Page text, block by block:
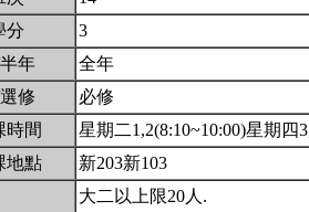
分
3
年
全年
修
必修
時間
星期二1,2(8:10~10:00)星期四
地點
新203新103
大二以上限20人.